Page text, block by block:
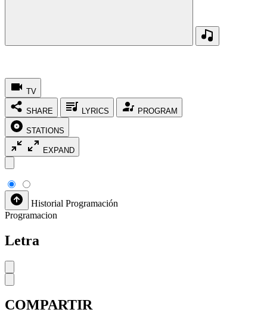
TV
SHARE LYRICS PROGRAM
STATIONS
EXPAND
Historial Programación
Programacion
Letra
COMPARTIR